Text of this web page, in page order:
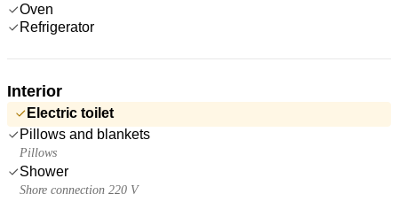
Oven
Refrigerator
Interior
Electric toilet
Pillows and blankets
Pillows
Shower
Shore connection 220 V